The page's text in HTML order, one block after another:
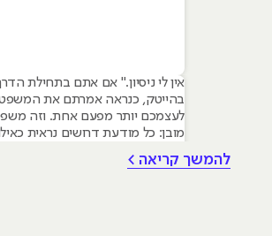
אין לי ניסיון." אם אתם בתחילת
בהייטק, כנראה אמרתם את
לעצמכם יותר מפעם אחת. וזה
מובן: כל מודעת דרושים נראית
כבר נגע במוצר אמיתי, כבר צבר
להמשך קריאה >